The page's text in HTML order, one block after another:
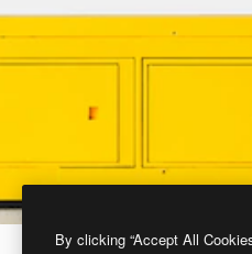
By clicking “Accept All